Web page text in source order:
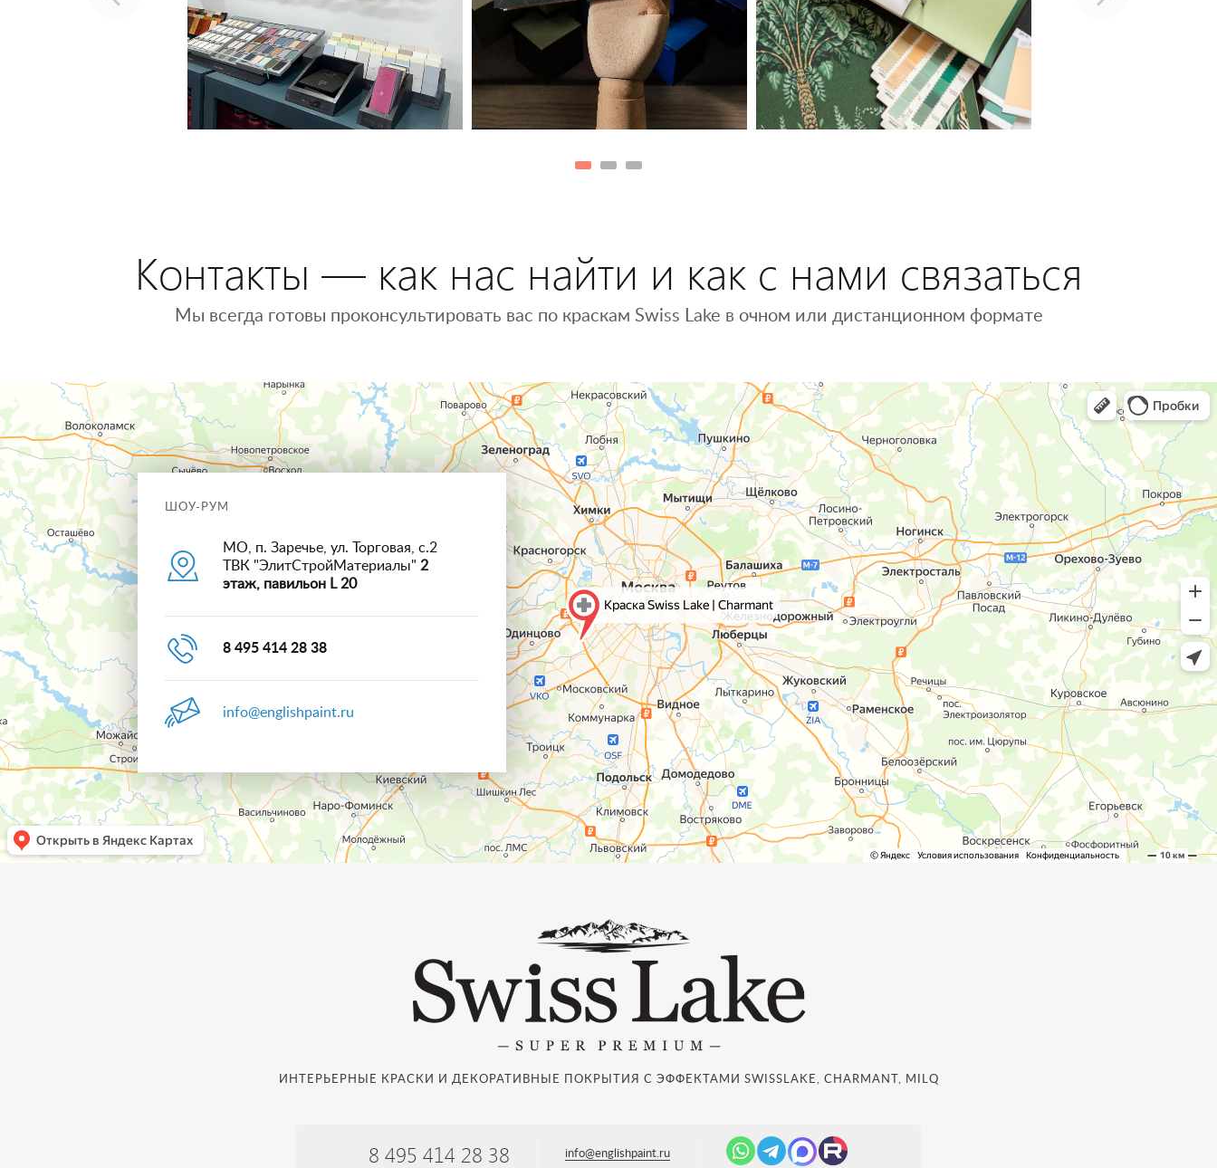
Контакты — как нас найти и как с нами связаться
Мы всегда готовы проконсультировать вас по краскам Swiss Lake в очном или дистанционном формате
ШОУ-РУМ
МО, п. Заречье, ул. Торговая, с.2
ТВК "ЭлитСтройМатериалы" 2
этаж, павильон L 20
8 495 414 28 38
info@englishpaint.ru
ИНТЕРЬЕРНЫЕ КРАСКИ И ДЕКОРАТИВНЫЕ ПОКРЫТИЯ С ЭФФЕКТАМИ SWISSLAKE, CHARMANT, MILQ
8 495 414 28 38 info@englishpaint.ru